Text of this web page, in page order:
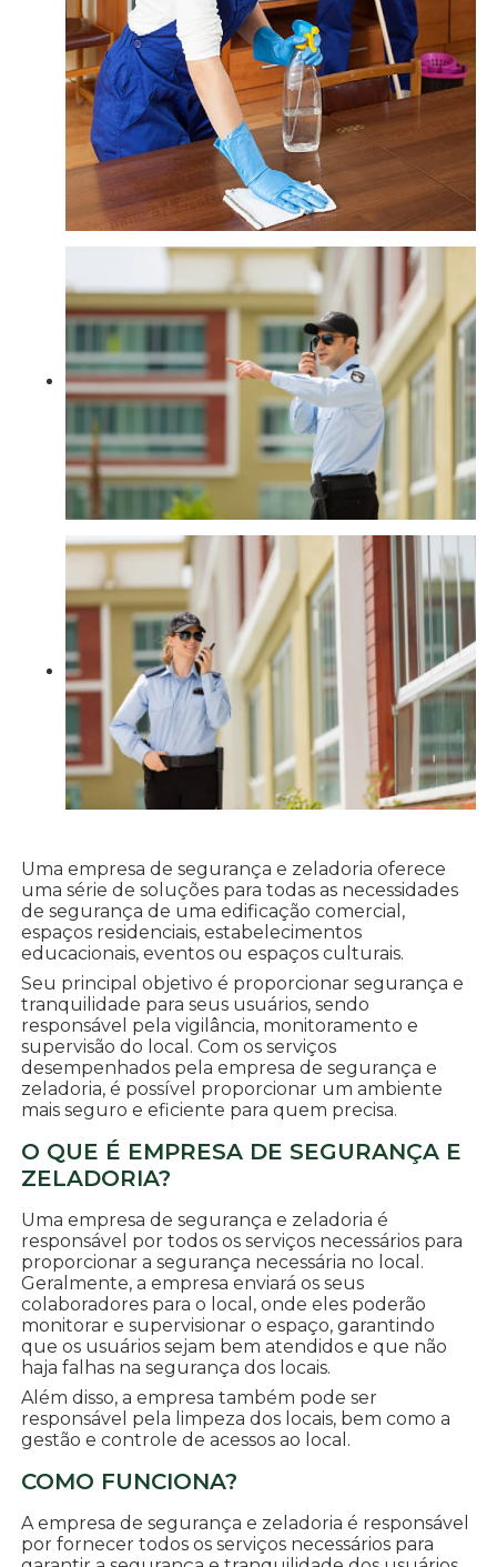
Uma empresa de segurança e zeladoria oferece
uma série de soluções para todas as necessidades
de segurança de uma edificação comercial,
espaços residenciais, estabelecimentos
educacionais, eventos ou espaços culturais.
Seu principal objetivo é proporcionar segurança e
tranquilidade para seus usuários, sendo
responsável pela vigilância, monitoramento e
supervisão do local. Com os serviços
desempenhados pela empresa de segurança e
zeladoria, é possível proporcionar um ambiente
mais seguro e eficiente para quem precisa.
O QUE É EMPRESA DE SEGURANÇA E
ZELADORIA?
Uma empresa de segurança e zeladoria é
responsável por todos os serviços necessários para
proporcionar a segurança necessária no local.
Geralmente, a empresa enviará os seus
colaboradores para o local, onde eles poderão
monitorar e supervisionar o espaço, garantindo
que os usuários sejam bem atendidos e que não
haja falhas na segurança dos locais.
Além disso, a empresa também pode ser
responsável pela limpeza dos locais, bem como a
gestão e controle de acessos ao local.
COMO FUNCIONA?
A empresa de segurança e zeladoria é responsável
por fornecer todos os serviços necessários para